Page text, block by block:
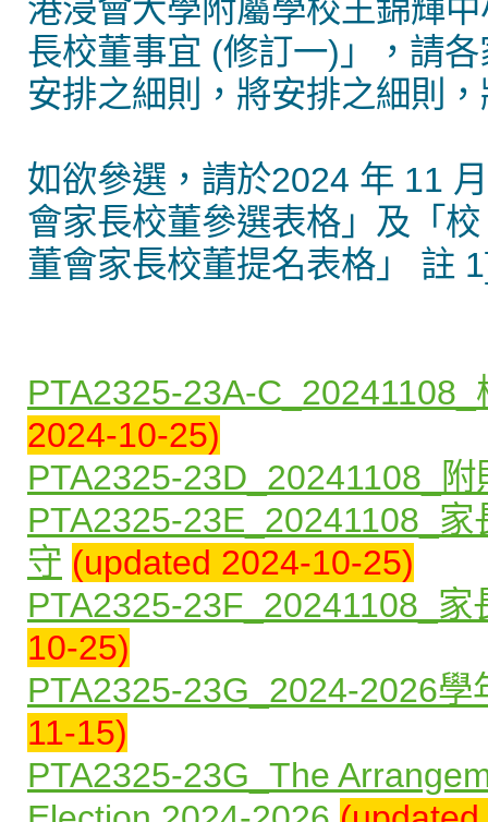
港浸會大學附屬學校王錦輝
長校董事宜 (修訂一)」，請
安排之細則，將安排之細則
如欲參選，請於2024 年 11
會家長校董參選表格」及「校
董會家長校董提名表格」 註
PTA2325-23A-
2024-10-25)
PTA2325-23D_20241108_
PTA2325-23E_20241108_
守 (updated 2024-10-25)
PTA2325-23F_20241108_家
10-25)
PTA2325-23G_2024-2026學
11-15)
PTA2325-23G_The